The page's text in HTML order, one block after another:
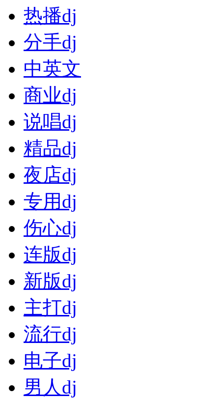
热播dj
分手dj
中英文
商业dj
说唱dj
精品dj
夜店dj
专用dj
伤心dj
连版dj
新版dj
主打dj
流行dj
电子dj
男人dj